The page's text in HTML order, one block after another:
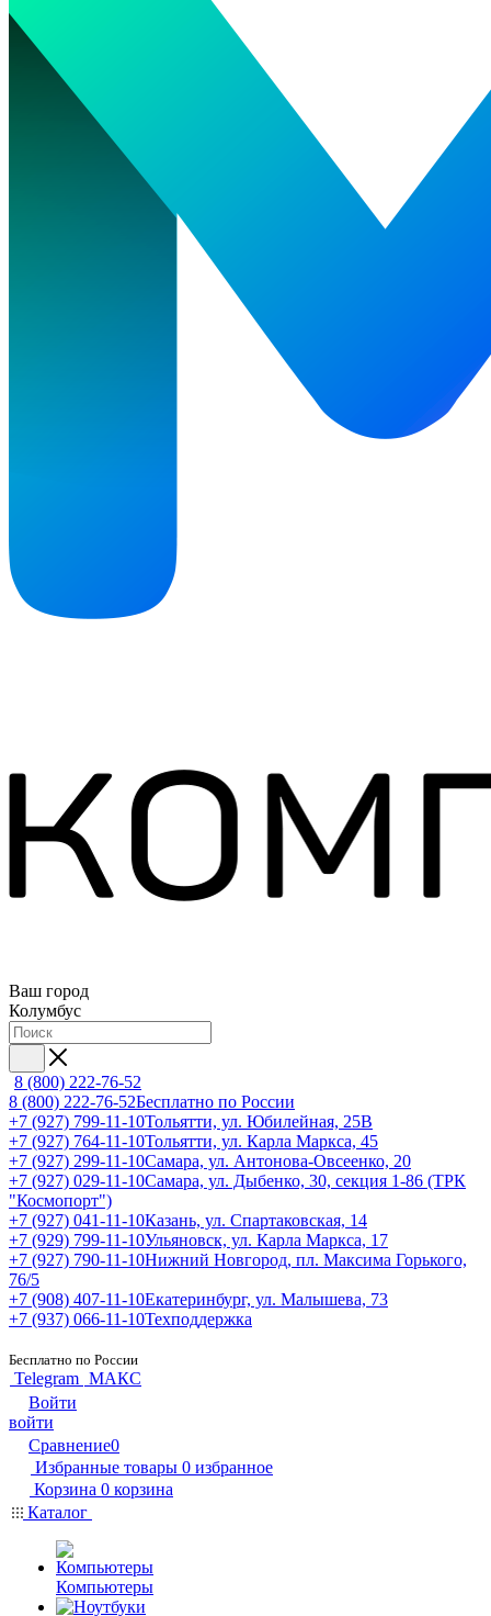
Ваш город
Колумбус
8 (800) 222-76-52
8 (800) 222-76-52Бесплатно по России
+7 (927) 799-11-10Тольятти, ул. Юбилейная, 25В
+7 (927) 764-11-10Тольятти, ул. Карла Маркса, 45
+7 (927) 299-11-10Самара, ул. Антонова-Овсеенко, 20
+7 (927) 029-11-10Самара, ул. Дыбенко, 30, секция 1-86 (ТРК
"Космопорт")
+7 (927) 041-11-10Казань, ул. Спартаковская, 14
+7 (929) 799-11-10Ульяновск, ул. Карла Маркса, 17
+7 (927) 790-11-10Нижний Новгород, пл. Максима Горького,
76/5
+7 (908) 407-11-10Екатеринбург, ул. Малышева, 73
+7 (937) 066-11-10Техподдержка
Бесплатно по России
Telegram МАКС
Войти
войти
Сравнение0
Избранные товары 0 избранное
Корзина 0 корзина
Каталог
Компьютеры